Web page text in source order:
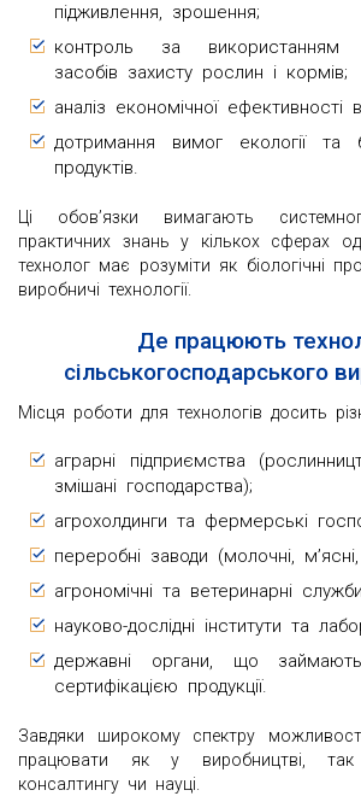
підживлення, зрошення;
контроль за використанням
засобів захисту рослин і кормів;
аналіз економічної ефективності
дотримання вимог екології та
продуктів.
Ці обов’язки вимагають
практичних знань у кількох сферах
технолог має розуміти як біологічні
виробничі технології.
Де працюють
сільськогосподарського
Місця роботи для технологів досить
аграрні підприємства
змішані господарства);
агрохолдинги та фермерські
переробні заводи (молочні,
агрономічні та ветеринарні
науково-дослідні інститути та
державні органи, що
сертифікацією продукції.
Завдяки широкому спектру
працювати як у виробництві, так
консалтингу чи науці.